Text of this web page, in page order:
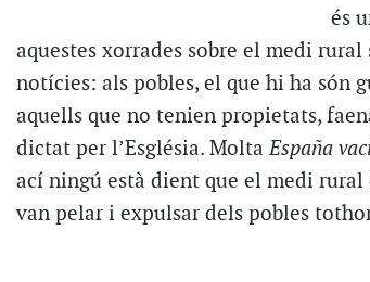
és
aquestes xorrades sobre el medi
notícies: als pobles, el que hi ha són
aquells que no tenien propietats,
dictat per l’Església. MoltaEspaña
ací ningú està dient que el medi
van pelar i expulsar dels pobles